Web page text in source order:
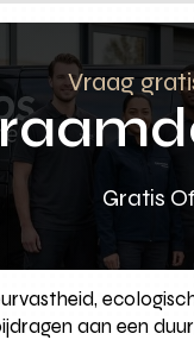
Vraag
Gratis
aan een